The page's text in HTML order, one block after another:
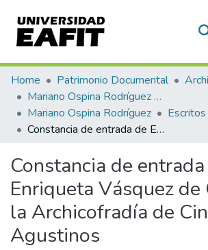
Communities & Collections
All of DSpace
Statistics
Home Patrimonio Documental
Mariano Ospina Rodríguez (1826 -1912)
Mariano Ospina Rodríguez
Escritos
Constancia de entrada de Enriqueta Vásquez de Ospina a la Archicofradía de Cinturados Agustinos
Constancia de
Enriqueta Vásquez de
la Archicofradía de
Agustinos